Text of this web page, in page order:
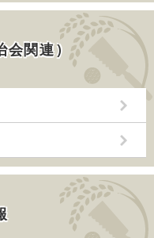
関連）